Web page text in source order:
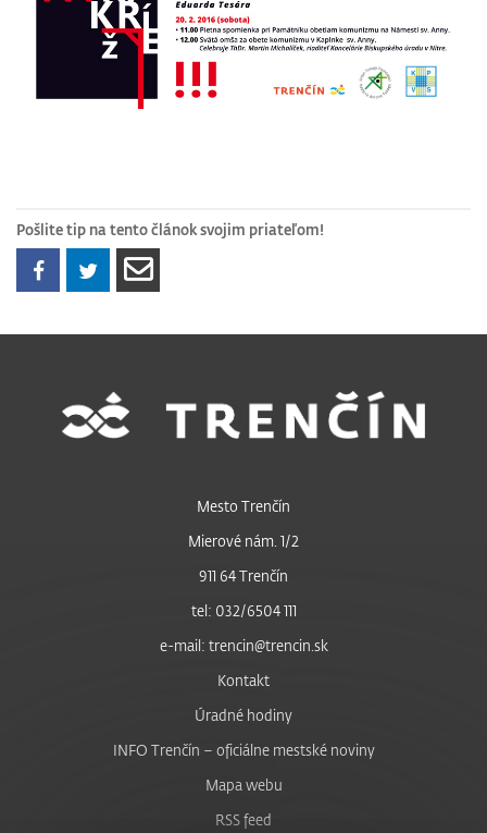
Pošlite tip na tento článok svojim priateľom!
Mesto Trenčín
Mierové nám. 1/2
911 64 Trenčín
tel: 032/6504 111
e-mail: trencin@trencin.sk
Kontakt
Úradné hodiny
INFO Trenčín – oficiálne mestské noviny
Mapa webu
RSS feed